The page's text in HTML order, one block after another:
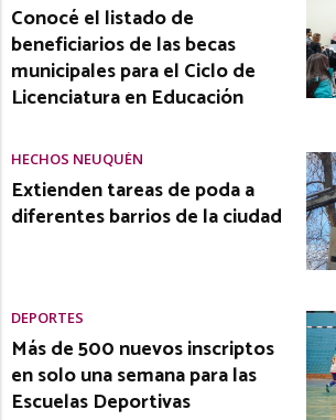
Conocé el listado de
beneficiarios de las becas
municipales para el Ciclo de
Licenciatura en Educación
HECHOS NEUQUÉN
Extienden tareas de poda a
diferentes barrios de la ciudad
DEPORTES
Más de 500 nuevos inscriptos
en solo una semana para las
Escuelas Deportivas